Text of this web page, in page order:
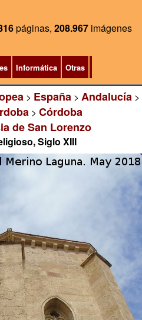
páginas, 208.967 imágenes
Informática Otras
> España> Andalucía>
> Córdoba
de San Lorenzo
Siglo XIII